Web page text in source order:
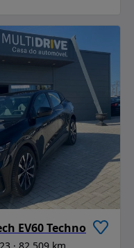
EV60 Techno